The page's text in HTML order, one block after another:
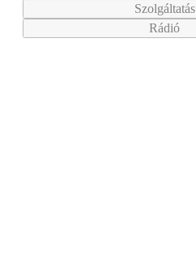
Szolgáltatás
Rádió